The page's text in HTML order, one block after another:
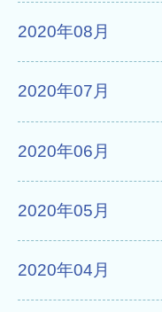
2020年08月
2020年07月
2020年06月
2020年05月
2020年04月